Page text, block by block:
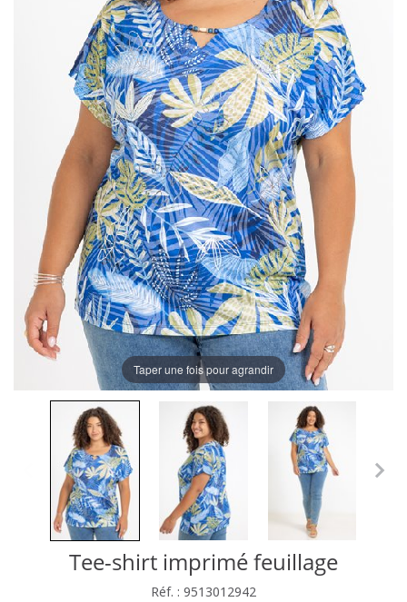
Taper une fois pour agrandir
Tee-shirt imprimé feuillage
Réf. : 9513012942